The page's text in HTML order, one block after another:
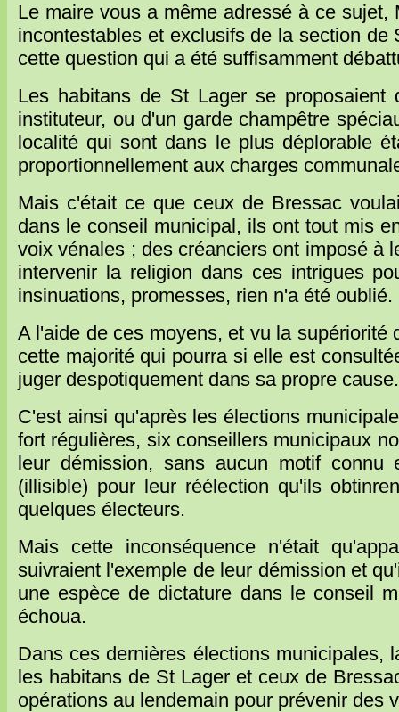
Le maire vous a même adressé à ce
incontestables et exclusifs de la section
cette question qui a été suffisamment
Les habitans de St Lager se
instituteur, ou d'un garde champêtre
localité qui sont dans le plus déplorable
proportionnellement aux charges
Mais c'était ce que ceux de Bressac
dans le conseil municipal, ils ont tout mis
voix vénales ; des créanciers ont imposé à
intervenir la religion dans ces intrigues
insinuations, promesses, rien n'a été oublié.
A l'aide de ces moyens, et vu la
cette majorité qui pourra si elle est
juger despotiquement dans sa propre cause.
C'est ainsi qu'après les élections
fort régulières, six conseillers municipaux
leur démission, sans aucun motif connu
(illisible) pour leur réélection qu'ils
quelques électeurs.
Mais cette inconséquence n'était
suivraient l'exemple de leur démission et
une espèce de dictature dans le conseil
échoua.
Dans ces dernières élections municipales,
les habitans de St Lager et ceux de
opérations au lendemain pour prévenir des